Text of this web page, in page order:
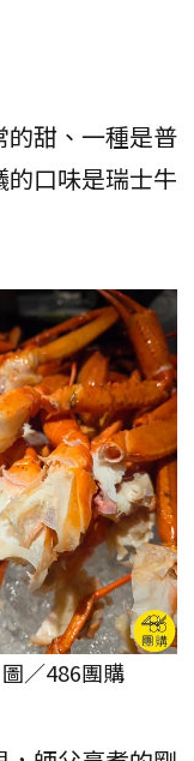
的甜、一種是普
口味是瑞士牛
／486團購